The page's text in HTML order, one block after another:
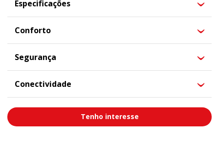
Especificações
Conforto
Segurança
Conectividade
Tenho interesse